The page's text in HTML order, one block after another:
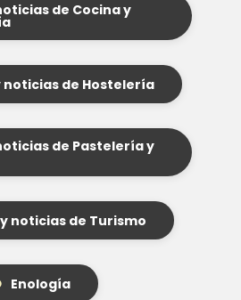
de Cocina y
de Hostelería
de Pastelería y
noticias de Turismo
Enología